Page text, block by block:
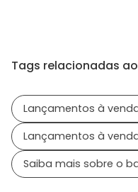
Tags relacionadas
Lançamentos à
Lançamentos à
Saiba mais sobre o